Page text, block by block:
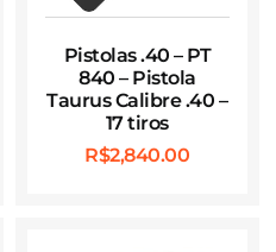
Pistolas .40 – PT
840 – Pistola
Taurus Calibre .40 –
17 tiros
R$2,840.00